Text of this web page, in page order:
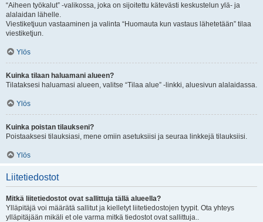
“Aiheen työkalut” -valikossa, joka on sijoitettu kätevästi keskustelun ylä- ja
alalaidan lähelle.
Viestiketjuun vastaaminen ja valinta “Huomauta kun vastaus lähetetään” tilaa
viestiketjun.
Ylös
Kuinka tilaan haluamani alueen?
Tilataksesi haluamasi alueen, valitse “Tilaa alue” -linkki, aluesivun alalaidassa.
Ylös
Kuinka poistan tilaukseni?
Poistaaksesi tilauksiasi, mene omiin asetuksiisi ja seuraa linkkejä tilauksiisi.
Ylös
Liitetiedostot
Mitkä liitetiedostot ovat sallittuja tällä alueella?
Ylläpitäjä voi määrätä sallitut ja kielletyt liitetiedostojen tyypit. Ota yhteys
ylläpitäjään mikäli et ole varma mitkä tiedostot ovat sallittuja..